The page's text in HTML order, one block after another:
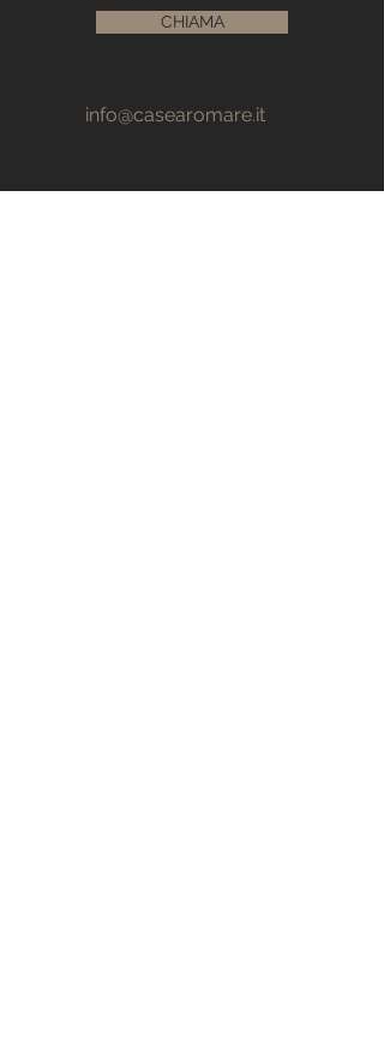
CHIAMA
info@casearomare.it